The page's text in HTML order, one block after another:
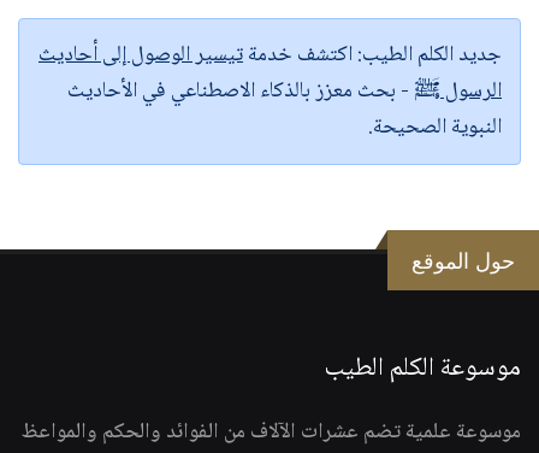
جديد الكلم الطيب:اكتشف خدمةتيسير الوصول إلى أحاديث
الرسول ﷺ - بحث معزز بالذكاء الاصطناعي في الأحاديث
النبوية الصحيحة.
حول الموقع
موسوعة الكلم الطيب
موسوعة علمية تضم عشرات الآلاف من الفوائد والحكم والمواعظ